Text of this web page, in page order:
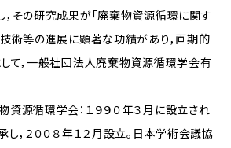
その研究成果が「廃棄物資源循環に関す
術等の進展に顕著な功績があり，画期的
て，一般社団法人廃棄物資源循環学会有
源循環学会：１９９０年３月に設立され
し，２００８年１２月設立。日本学術会議協